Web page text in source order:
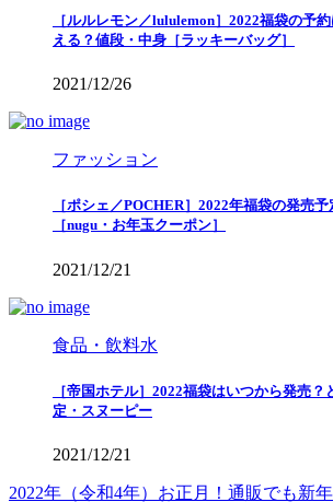
［ルルレモン／lululemon］2022福袋の予
える？値段・中身［ラッキーバッグ］
2021/12/26
ファッション
［ポシェ／POCHER］2022年福袋の発売
［nugu・お年玉クーポン］
2021/12/21
食品・飲料水
［帝国ホテル］2022福袋はいつから発売
定・スヌーピー
2021/12/21
2022年（令和4年）お正月！通販でも新